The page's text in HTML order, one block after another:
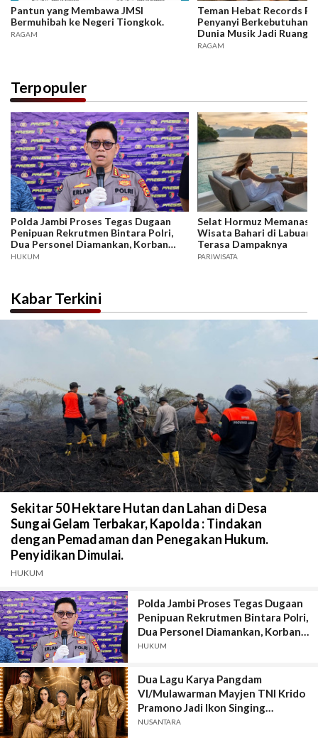
Pantun yang Membawa JMSI
Bermuhibah ke Negeri Tiongkok.
RAGAM
Teman Hebat Records
Penyanyi Berkebutuhan
Dunia Musik Jadi Ruang
Berkarya
RAGAM
Terpopuler
Polda Jambi Proses Tegas Dugaan
Penipuan Rekrutmen Bintara Polri,
Dua Personel Diamankan, Korban
Dari Rakyat Biasa Hingga Perwira,
HUKUM
Selat Hormuz Memanas,
Wisata Bahari di Labuan
Terasa Dampaknya
PARIWISATA
Kabar Terkini
Sekitar 50 Hektare Hutan dan Lahan di Desa
Sungai Gelam Terbakar, Kapolda : Tindakan
dengan Pemadaman dan Penegakan Hukum.
Penyidikan Dimulai.
HUKUM
Polda Jambi Proses Tegas Dugaan
Penipuan Rekrutmen Bintara Polri,
Dua Personel Diamankan, Korban
Dari Rakyat Biasa Hingga Perwira,
HUKUM
Dua Lagu Karya Pangdam
VI/Mulawarman Mayjen TNI Krido
Pramono Jadi Ikon Singing
Competition HUT Ke-81 RI
NUSANTARA